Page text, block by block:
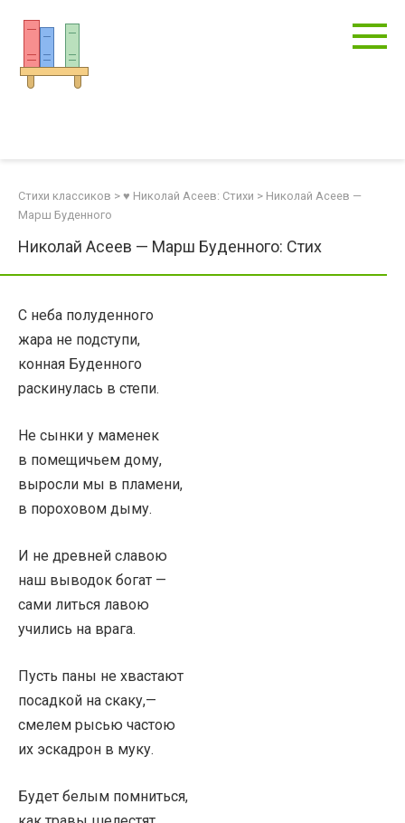
контенту
Стихи классиков > ♥ Николай Асеев: Стихи > Николай Асеев —
Марш Буденного
Николай Асеев — Марш Буденного: Стих
С неба полуденного
жара не подступи,
конная Буденного
раскинулась в степи.
Не сынки у маменек
в помещичьем дому,
выросли мы в пламени,
в пороховом дыму.
И не древней славою
наш выводок богат —
сами литься лавою
учились на врага.
Пусть паны не хвастают
посадкой на скаку,—
смелем рысью частою
их эскадрон в муку.
Будет белым помниться,